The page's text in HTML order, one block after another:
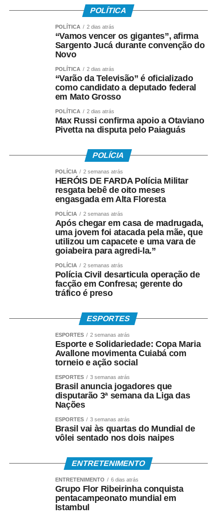
Completando a pauta, será apreciado o
, de autoria da vereadora Gisele Aparecida de
Barros, que institui o Programa de Coleta de Exames e
Espectro Autista (TEA) e outras deficiências.
As matérias estão relacionadas para
sessão ordinária. A Ordem do Dia foi publicada pelo
Gabinete da Presidência em 7 de agosto de 2026 e
assinada pelo presidente da Câmara Municipal, vereador
Rosemary Souza Prado.
A sessão será realizada na sede da Câmara Municipal de
Várzea Grande, com início às 8h.
COMENTE ABAIXO:
WhatsApp
Facebook
Twitter
Messenger
LinkedIn
Share
POLÍTICA
POLÍTICA 2 dias atrás
“Vamos vencer os gigantes”, afirma
Sargento Jucá durante convenção do
Novo
POLÍTICA 2 dias atrás
“Varão da Televisão” é oficializado
como candidato a deputado federal
em Mato Grosso
POLÍTICA 2 dias atrás
Max Russi confirma apoio a Otaviano
Pivetta na disputa pelo Paiaguás
POLÍCIA
POLÍCIA 2 semanas atrás
HERÓIS DE FARDA Polícia Militar
resgata bebê de oito meses
engasgada em Alta Floresta
POLÍCIA 2 semanas atrás
Após chegar em casa de madrugada,
uma jovem foi atacada pela mãe, que
utilizou um capacete e uma vara de
goiabeira para agredi-la.”
POLÍCIA 2 semanas atrás
Polícia Civil desarticula operação de
facção em Confresa; gerente do
tráfico é preso
ESPORTES
ESPORTES 2 semanas atrás
Esporte e Solidariedade: Copa Maria
Avallone movimenta Cuiabá com
torneio e ação social
ESPORTES 3 semanas atrás
Brasil anuncia jogadores que
disputarão 3ª semana da Liga das
Nações
ESPORTES 3 semanas atrás
Brasil vai às quartas do Mundial de
vôlei sentado nos dois naipes
ENTRETENIMENTO
ENTRETENIMENTO 6 dias atrás
Grupo Flor Ribeirinha conquista
pentacampeonato mundial em
Istambul